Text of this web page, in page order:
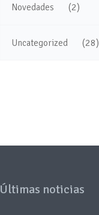
Novedades (2)
Uncategorized (28)
Últimas noticias